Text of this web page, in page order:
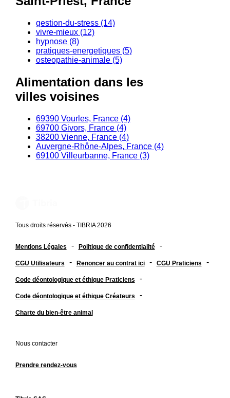
gestion-du-stress (14)
vivre-mieux (12)
hypnose (8)
pratiques-energetiques (5)
osteopathie-animale (5)
Alimentation dans les
villes voisines
69390 Vourles, France (4)
69700 Givors, France (4)
38200 Vienne, France (4)
Auvergne-Rhône-Alpes, France (4)
69100 Villeurbanne, France (3)
Tous droits réservés - TIBRIA 2026
Mentions Légales - Politique de confidentialité -
CGU Utilisateurs - Renoncer au contrat ici - CGU Praticiens -
Code déontologique et éthique Praticiens -
Code déontologique et éthique Créateurs -
Charte du bien-être animal
Nous contacter
Prendre rendez-vous